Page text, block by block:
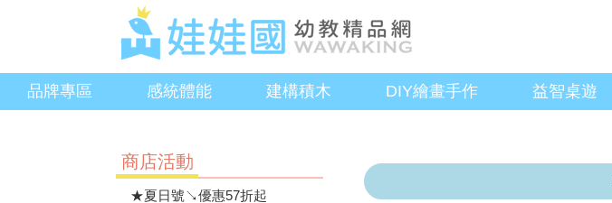
品牌專區 感統體能 建構積木 DIY繪畫手作 益智桌遊
商店活動
★夏日號↘優惠57折起